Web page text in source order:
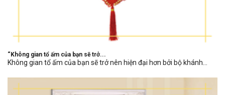
“Không gian tổ ấm của bạn sẽ trở...
Không gian tổ ấm của bạn sẽ trở nên hiện đại hơn bởi bộ khánh...